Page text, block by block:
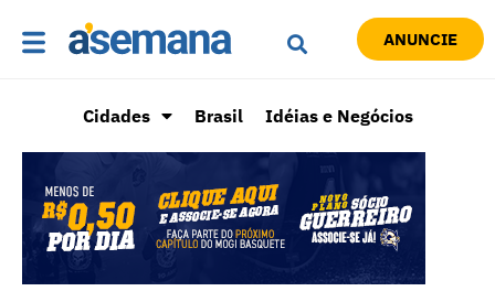
ANUNCIE
Cidades Brasil Idéias e Negócios